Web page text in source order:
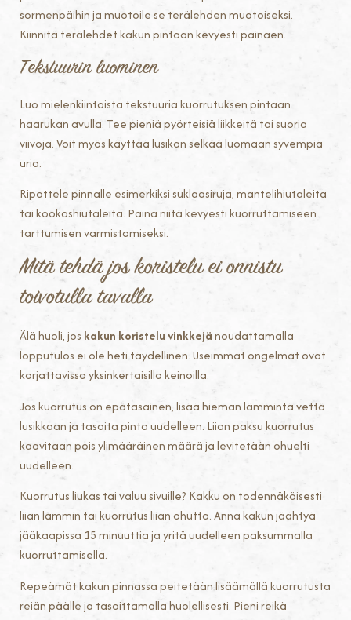
sormenpäihin ja muotoile se terälehden muotoiseksi.
Kiinnitä terälehdet kakun pintaan kevyesti painaen.
Tekstuurin luominen
Luo mielenkiintoista tekstuuria kuorrutuksen pintaan
haarukan avulla. Tee pieniä pyörteisiä liikkeitä tai suoria
viivoja. Voit myös käyttää lusikan selkää luomaan syvempiä
uria.
Ripottele pinnalle esimerkiksi suklaasiruja, mantelihiutaleita
tai kookoshiutaleita. Paina niitä kevyesti kuorruttamiseen
tarttumisen varmistamiseksi.
Mitä tehdä jos koristelu ei onnistu
toivotulla tavalla
Älä huoli, jos kakun koristelu vinkkejänoudattamalla
lopputulos ei ole heti täydellinen. Useimmat ongelmat ovat
korjattavissa yksinkertaisilla keinoilla.
Jos kuorrutus on epätasainen, lisää hieman lämmintä vettä
lusikkaan ja tasoita pinta uudelleen. Liian paksu kuorrutus
kaavitaan pois ylimääräinen määrä ja levitetään ohuelti
uudelleen.
Kuorrutus liukas tai valuu sivuille? Kakku on todennäköisesti
liian lämmin tai kuorrutus liian ohutta. Anna kakun jäähtyä
jääkaapissa 15 minuuttia ja yritä uudelleen paksummalla
kuorruttamisella.
Repeämät kakun pinnassa peitetään lisäämällä kuorrutusta
reiän päälle ja tasoittamalla huolellisesti. Pieni reikä